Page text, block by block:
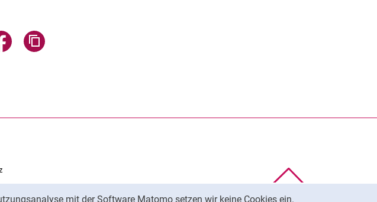
mit der Software Matomo setzen wir keine Cookies ein.
teilen
über WhatsApp teilen (externer Link, öffnet neues Fenster)
Seite über Facebook teilen (externer Link, öffnet neues Fenster)